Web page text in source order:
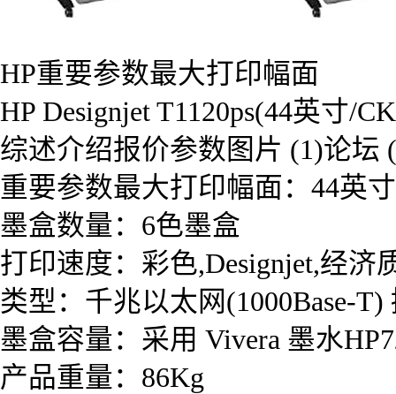
HP重要参数最大打印幅面
HP Designjet T1120ps(44英寸/
综述介绍报价参数图片 (1)论坛
重要参数最大打印幅面：44英
墨盒数量：6色墨盒
打印速度：彩色,Designjet,经济
类型：千兆以太网(1000Base-
墨盒容量：采用 Vivera 墨水
产品重量：86Kg